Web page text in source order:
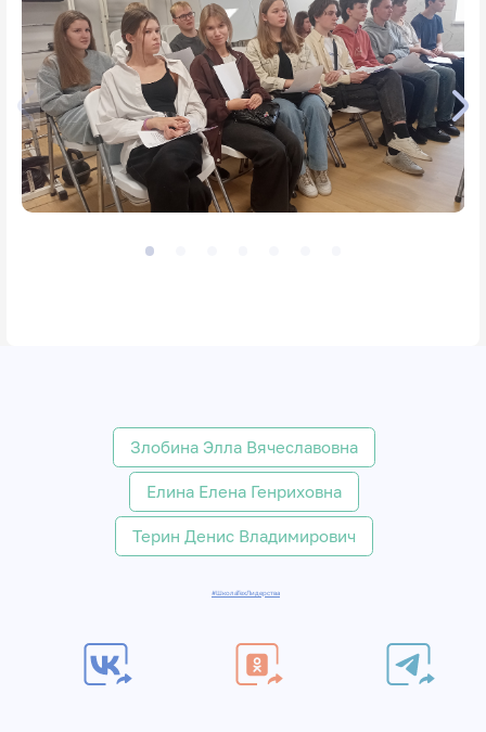
Злобина Элла Вячеславовна
Елина Елена Генриховна
Терин Денис Владимирович
#ШколаТехЛидерства